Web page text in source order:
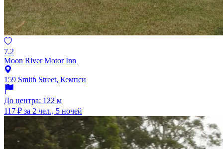
7.2
Moon River Motor Inn
159 Smith Street, Кемпси
До центра: 122 м
117 ₽ за 2 чел., 5 ночей